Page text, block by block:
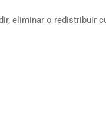
eliminar o redistribuir